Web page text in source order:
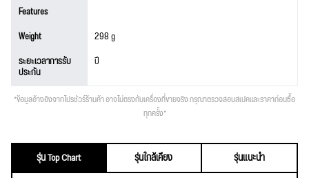
Features
Weight
298 g
ระยะเวลาการรับ
ประกัน
ปี
*ข้อมูลอ้างอิงจากโปรชัวร์ร้านค้า อาจไม่ตรงกับเครื่องที่ขายจริง กรุณาตรวจสอบสเปคและราคาก่อนซื้อ
ทุกครั้ง*
รุ่น Top Chart รุ่นใกล้เคียง
รุ่นแนะนำ